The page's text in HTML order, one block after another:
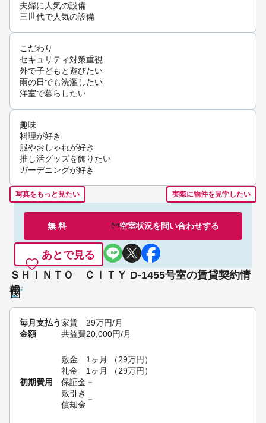
夫婦に人気の設備
三世代で人気の設備
こだわり
セキュリティ対策重視
外で子どもと遊びたい
雨の日でも洗濯したい
洋室で暮らしたい
趣味
料理が好き
服やおしゃれが好き
推し活グッズを飾りたい
ガーデニングが好き
写真をもっと見たい 実際に物件を見学したい
無 料 空室状況を問い合わせする
あとで見る
ＳＨＩＮＴＯ ＣＩＴＹ D-1455号室の賃貸契約情
報
毎月支払う
金額
家賃 29万円/月
共益費20,000円/月
初期費用
敷金 1ヶ月 （29万円 ）
礼金
1ヶ月 （29万円 ）
保証金 －
敷引き
償却金
－